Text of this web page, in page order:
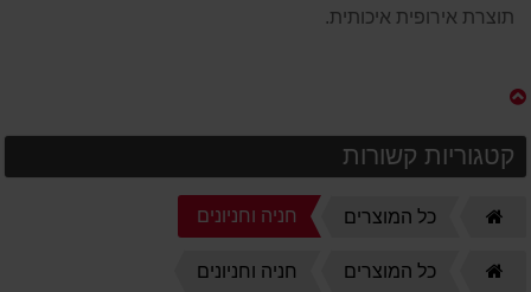
תוצרת אירופית איכותית.
קטגוריות קשורות
כל המוצרים חניה וחניונים
כל המוצרים חניה וחניונים